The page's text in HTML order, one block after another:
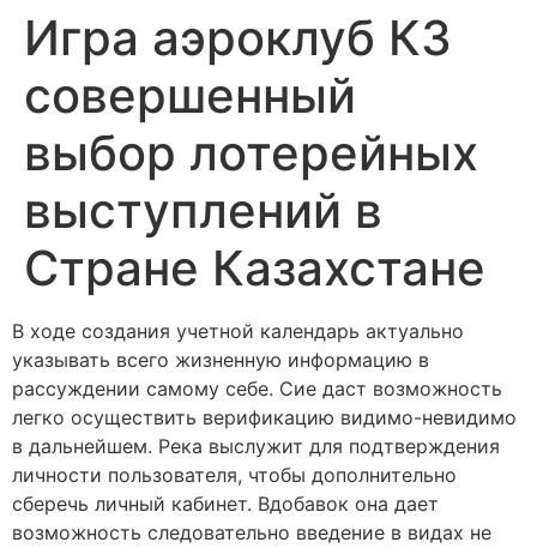
Игра аэроклуб КЗ
совершенный
выбор лотерейных
выступлений в
Стране Казахстане
В ходе создания учетной календарь актуально
указывать всего жизненную информацию в
рассуждении самому себе. Сие даст возможность
легко осуществить верификацию видимо-невидимо
в дальнейшем. Река выслужит для подтверждения
личности пользователя, чтобы дополнительно
сберечь личный кабинет. Вдобавок она дает
возможность следовательно введение в видах не